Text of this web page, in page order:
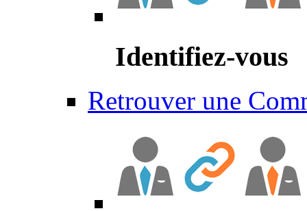
Identifiez-vous
Retrouver une